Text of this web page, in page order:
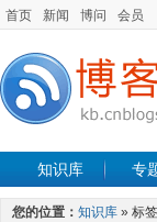
首页 新闻 博问 会员
知识库 专
您的位置： 知识库 » 标